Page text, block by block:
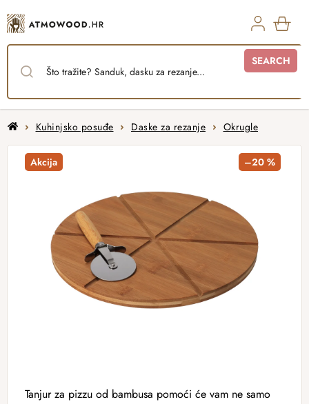
to
content
SEARCH
HomeKuhinjsko posuđe Daske za rezanje Okrugle
Tanjur za pizzu od bambusa pomoći će vam ne samo
Akcija –20 %